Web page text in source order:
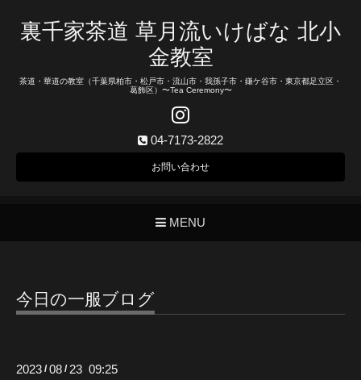
裏千家茶道 草月流いけばな 北小
金教室
茶道・華道の教室（千葉県柏市・松戸市・流山市・我孫子市・鎌ケ谷市・東京都足立区・
葛飾区）〜Tea Ceremony〜
04-7173-2822
お問い合わせ
MENU
今日の一服ブログ
2023 /08 / 23 09:25